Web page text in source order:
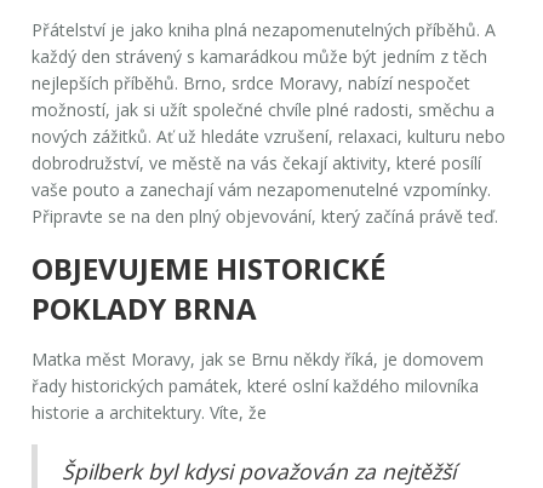
Přátelství je jako kniha plná nezapomenutelných příběhů. A
každý den strávený s kamarádkou může být jedním z těch
nejlepších příběhů. Brno, srdce Moravy, nabízí nespočet
možností, jak si užít společné chvíle plné radosti, směchu a
nových zážitků. Ať už hledáte vzrušení, relaxaci, kulturu nebo
dobrodružství, ve městě na vás čekají aktivity, které posílí
vaše pouto a zanechají vám nezapomenutelné vzpomínky.
Připravte se na den plný objevování, který začíná právě teď.
OBJEVUJEME HISTORICKÉ
POKLADY BRNA
Matka měst Moravy, jak se Brnu někdy říká, je domovem
řady historických památek, které oslní každého milovníka
historie a architektury. Víte, že
Špilberk byl kdysi považován za nejtěžší